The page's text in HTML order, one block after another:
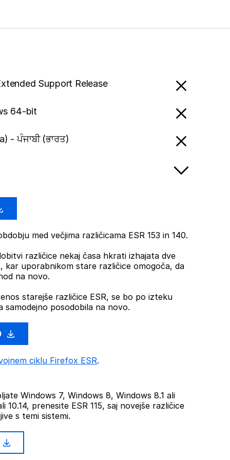
Support Release
64-bit
- ਪੰਜਾਬੀ (ਭਾਰਤ)
med večjima različicama ESR 153 in 140.
različice nekaj časa hkrati izhajata dve
kar uporabnikom stare različice omogoča, da
na novo.
starejše različice ESR, se bo po izteku
samodejno posodobila na novo.
ciklu Firefox ESR.
Windows 7, Windows 8, Windows 8.1 ali
10.14, prenesite ESR 115, saj novejše različice
s temi sistemi.